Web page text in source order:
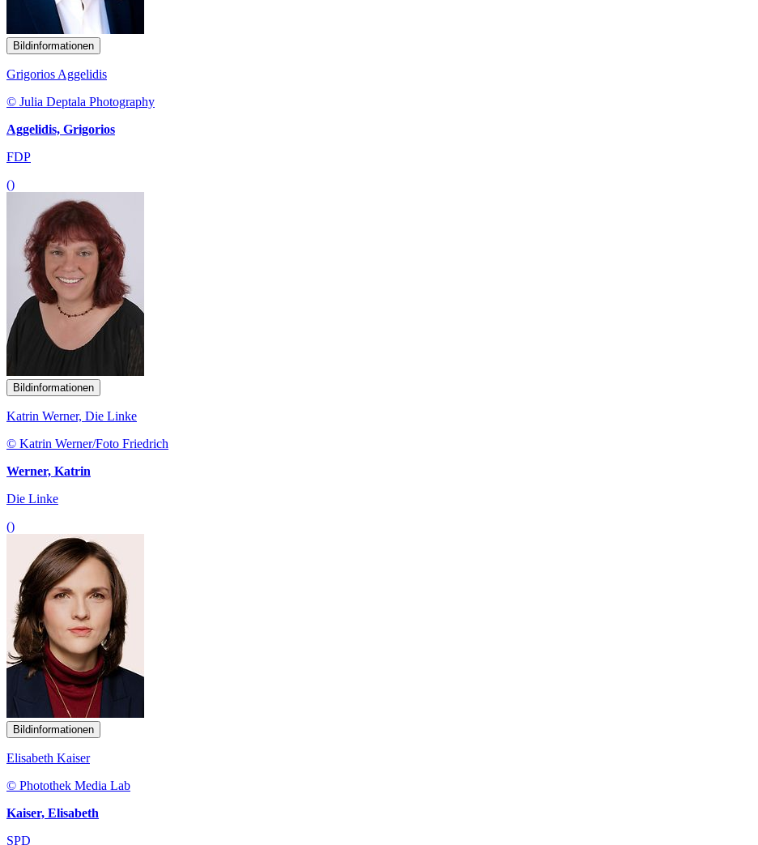
Bildinformationen
Grigorios Aggelidis
© Julia Deptala Photography
Aggelidis, Grigorios
FDP
()
Bildinformationen
Katrin Werner, Die Linke
© Katrin Werner/Foto Friedrich
Werner, Katrin
Die Linke
()
Bildinformationen
Elisabeth Kaiser
© Photothek Media Lab
Kaiser, Elisabeth
SPD